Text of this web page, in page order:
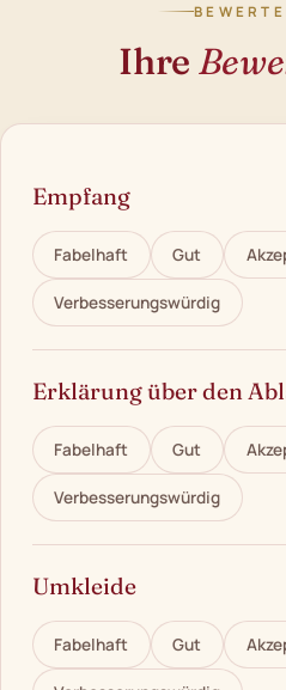
Ihre
Empfang
Fabelhaft Gut
Verbesserungswürdig
Erklärung über den
Fabelhaft Gut
Verbesserungswürdig
Umkleide
Fabelhaft Gut